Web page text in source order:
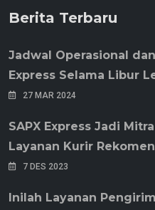
Berita Terbaru
Jadwal Operasional
Express Selama Libur
27 MAR 2024
SAPX Express Jadi
Layanan Kurir
7 DES 2023
Inilah Layanan